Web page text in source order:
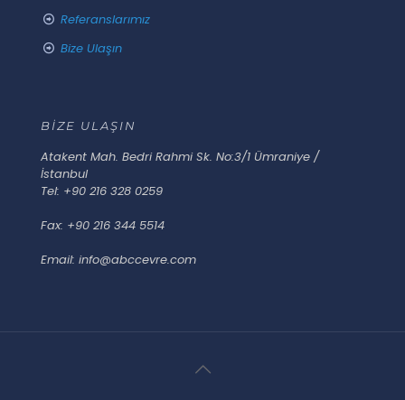
Referanslarımız
Bize Ulaşın
BİZE ULAŞIN
Atakent Mah. Bedri Rahmi Sk. No:3/1 Ümraniye /
İstanbul
Tel: +90 216 328 0259
Fax: +90 216 344 5514
Email: info@abccevre.com